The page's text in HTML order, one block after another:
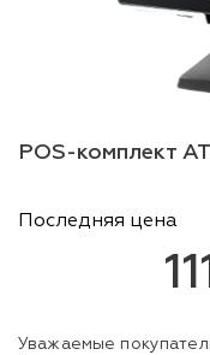
POS-комплект
Последняя цена
Уважаемые